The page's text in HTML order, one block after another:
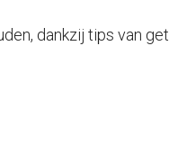
dankzij tips van